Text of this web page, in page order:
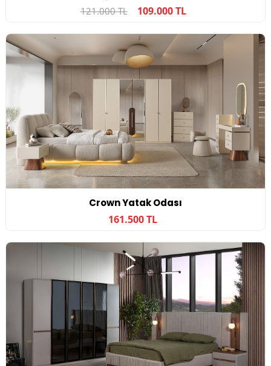
121.000 TL 109.000 TL
Crown Yatak Odası
161.500 TL